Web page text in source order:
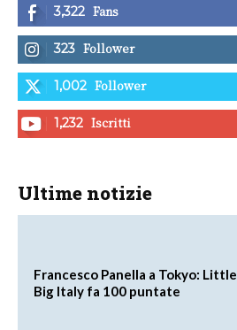
3,322 Fans
323 Follower
1,002 Follower
1,232 Iscritti
Ultime notizie
Francesco Panella a Tokyo: Little
Big Italy fa 100 puntate